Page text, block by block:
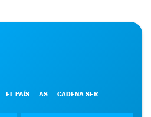
EL PAÍS AS CADENA SER